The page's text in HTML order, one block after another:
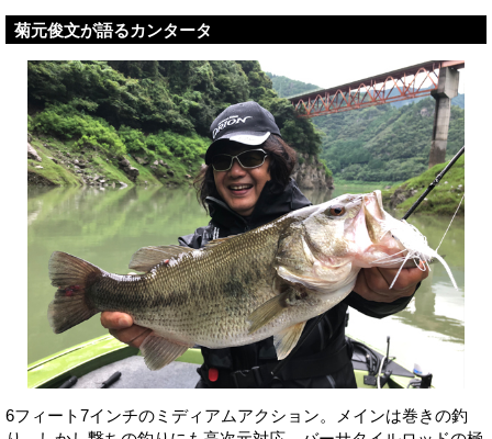
菊元俊文が語るカンタータ
6フィート7インチのミディアムアクション。メインは巻きの釣